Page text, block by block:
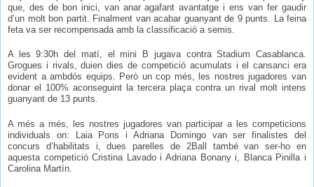
que, des de bon inici, van anar agafant avantatge i ens van fer gaudir
d’un molt bon partit. Finalment van acabar guanyant de 9 punts. La feina
feta va ser recompensada amb la classificació a semis.
A les 9:30h del matí, el mini B jugava contra Stadium Casablanca.
Grogues i rivals, duien dies de competició acumulats i el cansanci era
evident a ambdós equips. Però un cop més, les nostres jugadores van
donar el 100% aconseguint la tercera plaça contra un rival molt intens
guanyant de 13 punts.
A més a més, les nostres jugadores van participar a les competicions
individuals on: Laia Pons i Adriana Domingo van ser finalistes del
concurs d’habilitats i, dues parelles de 2Ball també van ser-ho en
aquesta competició Cristina Lavado i Adriana Bonany i, Blanca Pinilla i
Carolina Martín.